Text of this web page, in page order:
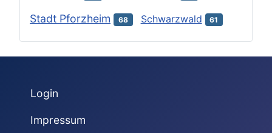
Stadt Pforzheim 68 Schwarzwald 61
Login
Impressum